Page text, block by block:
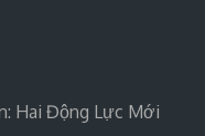
Hai Động Lực Mới